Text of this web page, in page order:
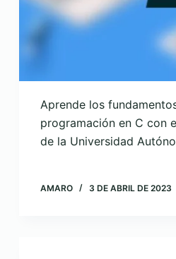
Aprende los
programación en C con
de la Universidad
AMARO 3 DE ABRIL DE 2023